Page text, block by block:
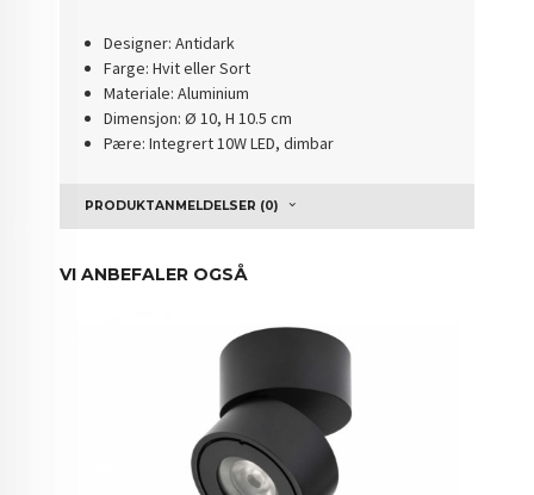
Designer: Antidark
Farge: Hvit eller Sort
Materiale: Aluminium
Dimensjon: Ø 10, H 10.5 cm
Pære: Integrert 10W LED, dimbar
PRODUKTANMELDELSER (0)
VI ANBEFALER OGSÅ